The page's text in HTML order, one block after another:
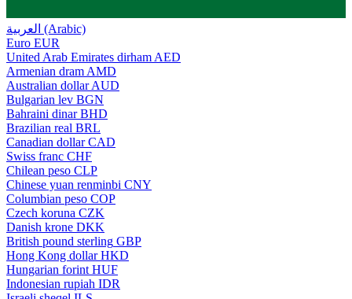
العربية (Arabic)
Euro EUR
United Arab Emirates dirham AED
Armenian dram AMD
Australian dollar AUD
Bulgarian lev BGN
Bahraini dinar BHD
Brazilian real BRL
Canadian dollar CAD
Swiss franc CHF
Chilean peso CLP
Chinese yuan renminbi CNY
Columbian peso COP
Czech koruna CZK
Danish krone DKK
British pound sterling GBP
Hong Kong dollar HKD
Hungarian forint HUF
Indonesian rupiah IDR